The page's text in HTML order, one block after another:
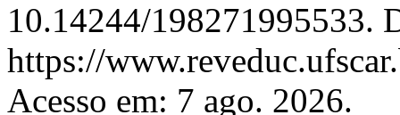
10.14244/198271995533.
https://
Acesso em: 7 ago. 2026.